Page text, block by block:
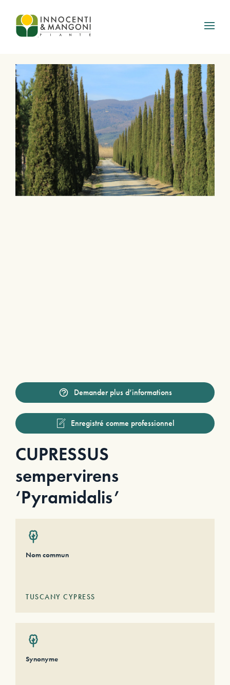
Skip to main content
Demander plus d’informations
Enregistré comme professionnel
CUPRESSUS
sempervirens
‘Pyramidalis’
Nom commun
TUSCANY CYPRESS
Synonyme